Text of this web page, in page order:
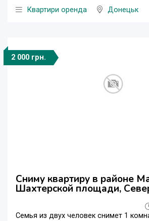
Квартири оренда Донецьк
2 000 грн.
Сниму квартиру в районе
Шахтерской площади,
Семья из двух человек снимет 1